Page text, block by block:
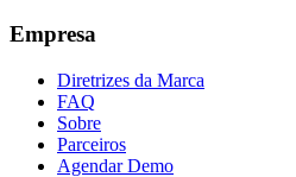
Empresa
Diretrizes da Marca
FAQ
Sobre
Parceiros
Agendar Demo